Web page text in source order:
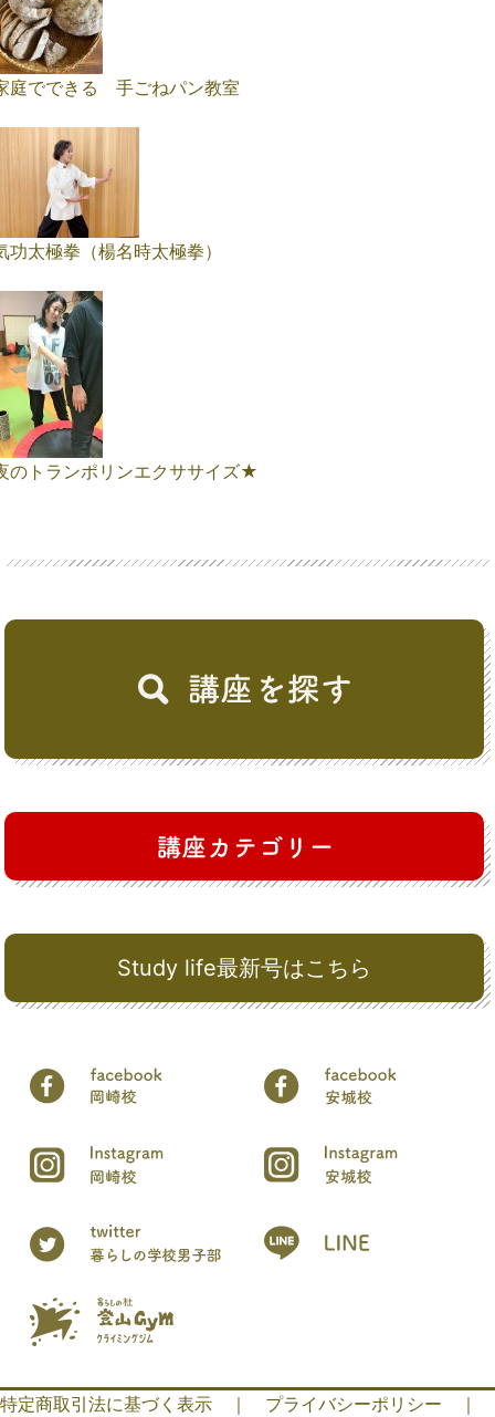
Study life最新号はこちら
庭でできる 手ごねパン教室
功太極拳（楊名時太極拳）
のトランポリンエクササイズ★
特定商取引法に基づく表示 ｜ プライバシーポリシー ｜